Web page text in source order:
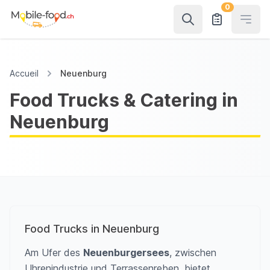
0
Accueil Neuenburg
Food Trucks & Catering in
Neuenburg
Food Trucks in Neuenburg
Am Ufer des Neuenburgersees, zwischen